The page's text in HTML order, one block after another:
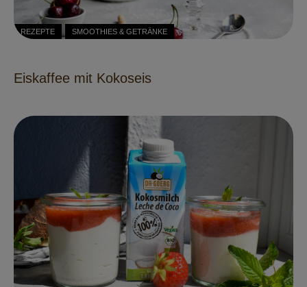
REZEPTE SMOOTHIES & GETRÄNKE
Eiskaffee mit Kokoseis